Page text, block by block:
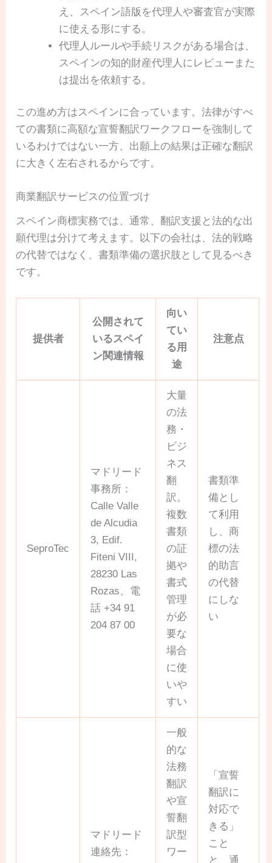
え、スペイン語版を代理人や審査官が実際
に使える形にする。
代理人ルールや手続リスクがある場合は、
スペインの知的財産代理人にレビューまた
は提出を依頼する。
この進め方はスペインに合っています。法律がすべ
ての書類に高額な宣誓翻訳ワークフローを強制して
いるわけではない一方、出願上の結果は正確な翻訳
に大きく左右されるからです。
商業翻訳サービスの位置づけ
スペイン商標実務では、通常、翻訳支援と法的な出
願代理は分けて考えます。以下の会社は、法的戦略
の代替ではなく、書類準備の選択肢として見るべき
です。
提供者
公開されて
いるスペイ
ン関連情報
向い
てい
る用
途
注意点
SeproTec
マドリード
事務所：
Calle Valle
de Alcudia
3, Edif.
Fiteni VIII,
28230 Las
Rozas、電
話 +34 91
204 87 00
大量
の法
務・
ビジ
ネス
翻
訳。
複数
書類
の証
拠や
書式
管理
が必
要な
場合
に使
いや
すい
書類準
備とし
て利用
し、商
標の法
的助言
の代替
にしな
い
マドリード
連絡先：
一般
的な
法務
翻訳
や宣
誓翻
訳型
ワー
「宣誓
翻訳に
対応で
きる」
こと
と、通